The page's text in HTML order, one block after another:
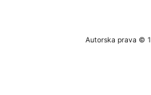
Autorska prava ©